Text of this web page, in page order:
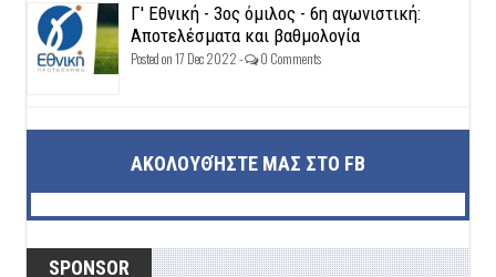
Γ' Εθνική - 3ος όμιλος - 6η αγωνιστική:
Αποτελέσματα και βαθμολογία
Posted on 17 Dec 2022 - 0 Comments
ΑΚΟΛΟΥΘΉΣΤΕ ΜΑΣ ΣΤΟ FB
SPONSOR